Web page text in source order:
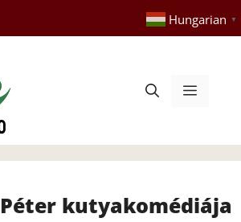
Hungarian ▼
Menü
kutyakomédiája